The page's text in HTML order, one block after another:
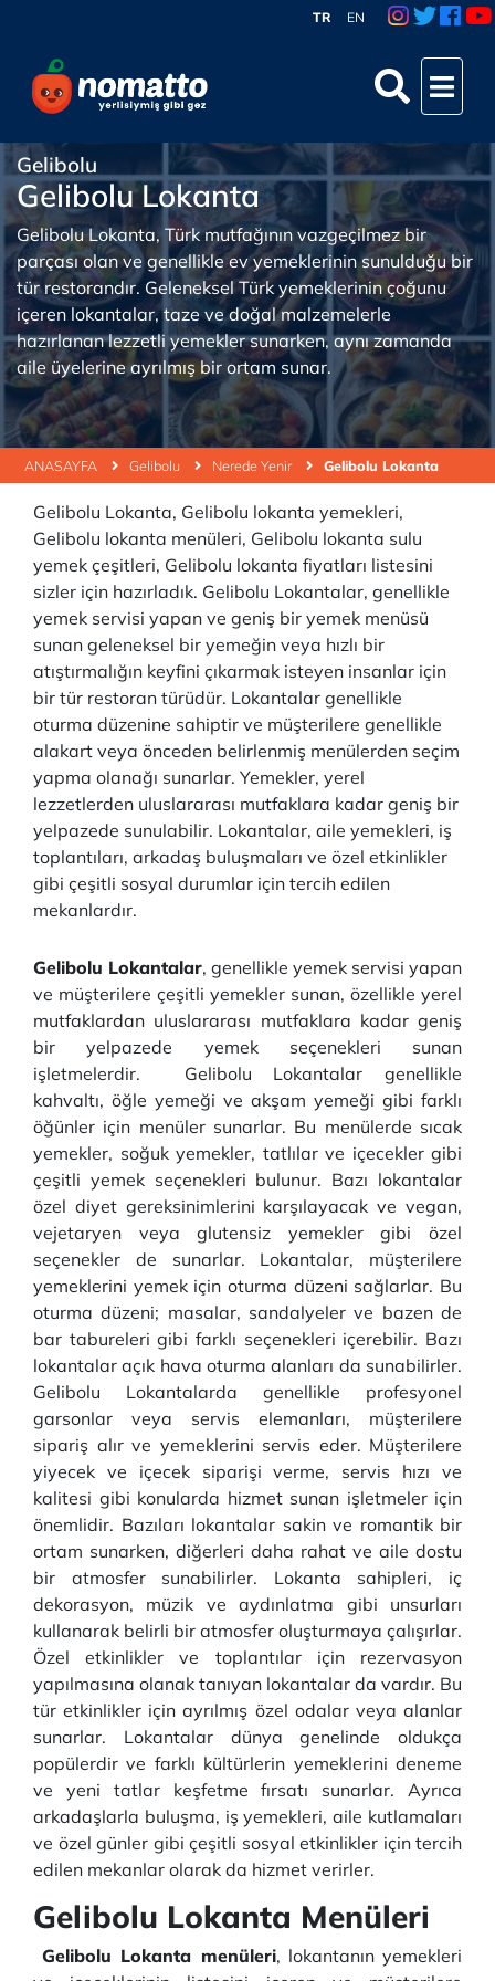
TR EN
ANASAYFA Gelibolu Nerede Yenir Gelibolu Lokanta
Gelibolu
Gelibolu Lokanta
Gelibolu Lokanta, Türk mutfağının vazgeçilmez bir
parçası olan ve genellikle ev yemeklerinin sunulduğu bir
tür restorandır. Geleneksel Türk yemeklerinin çoğunu
içeren lokantalar, taze ve doğal malzemelerle
hazırlanan lezzetli yemekler sunarken, aynı zamanda
aile üyelerine ayrılmış bir ortam sunar.
Gelibolu Lokanta, Gelibolu lokanta yemekleri,
Gelibolu lokanta menüleri, Gelibolu lokanta sulu
yemek çeşitleri, Gelibolu lokanta fiyatları listesini
sizler için hazırladık. Gelibolu Lokantalar, genellikle
yemek servisi yapan ve geniş bir yemek menüsü
sunan geleneksel bir yemeğin veya hızlı bir
atıştırmalığın keyfini çıkarmak isteyen insanlar için
bir tür restoran türüdür. Lokantalar genellikle
oturma düzenine sahiptir ve müşterilere genellikle
alakart veya önceden belirlenmiş menülerden seçim
yapma olanağı sunarlar. Yemekler, yerel
lezzetlerden uluslararası mutfaklara kadar geniş bir
yelpazede sunulabilir. Lokantalar, aile yemekleri, iş
toplantıları, arkadaş buluşmaları ve özel etkinlikler
gibi çeşitli sosyal durumlar için tercih edilen
mekanlardır.
Gelibolu Lokantalar, genellikle yemek servisi yapan
ve müşterilere çeşitli yemekler sunan, özellikle yerel
mutfaklardan uluslararası mutfaklara kadar geniş
bir yelpazede yemek seçenekleri sunan
işletmelerdir. Gelibolu Lokantalar genellikle
kahvaltı, öğle yemeği ve akşam yemeği gibi farklı
öğünler için menüler sunarlar. Bu menülerde sıcak
yemekler, soğuk yemekler, tatlılar ve içecekler gibi
çeşitli yemek seçenekleri bulunur. Bazı lokantalar
özel diyet gereksinimlerini karşılayacak ve vegan,
vejetaryen veya glutensiz yemekler gibi özel
seçenekler de sunarlar. Lokantalar, müşterilere
yemeklerini yemek için oturma düzeni sağlarlar. Bu
oturma düzeni; masalar, sandalyeler ve bazen de
bar tabureleri gibi farklı seçenekleri içerebilir. Bazı
lokantalar açık hava oturma alanları da sunabilirler.
Gelibolu Lokantalarda genellikle profesyonel
garsonlar veya servis elemanları, müşterilere
sipariş alır ve yemeklerini servis eder. Müşterilere
yiyecek ve içecek siparişi verme, servis hızı ve
kalitesi gibi konularda hizmet sunan işletmeler için
önemlidir. Bazıları lokantalar sakin ve romantik bir
ortam sunarken, diğerleri daha rahat ve aile dostu
bir atmosfer sunabilirler. Lokanta sahipleri, iç
dekorasyon, müzik ve aydınlatma gibi unsurları
kullanarak belirli bir atmosfer oluşturmaya çalışırlar.
Özel etkinlikler ve toplantılar için rezervasyon
yapılmasına olanak tanıyan lokantalar da vardır. Bu
tür etkinlikler için ayrılmış özel odalar veya alanlar
sunarlar. Lokantalar dünya genelinde oldukça
popülerdir ve farklı kültürlerin yemeklerini deneme
ve yeni tatlar keşfetme fırsatı sunarlar. Ayrıca
arkadaşlarla buluşma, iş yemekleri, aile kutlamaları
ve özel günler gibi çeşitli sosyal etkinlikler için tercih
edilen mekanlar olarak da hizmet verirler.
Gelibolu Lokanta Menüleri
Gelibolu Lokanta menüleri, lokantanın yemekleri